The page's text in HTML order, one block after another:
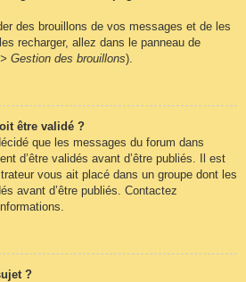
des brouillons de vos messages et de les
recharger, allez dans le panneau de
Gestion des brouillons).
être validé ?
que les messages du forum dans
d’être validés avant d’être publiés. Il est
vous ait placé dans un groupe dont les
avant d’être publiés. Contactez
?